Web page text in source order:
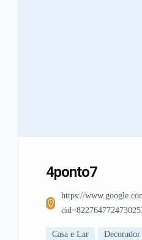
4ponto7
https://
Casa e Lar